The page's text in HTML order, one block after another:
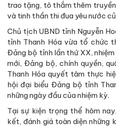
trao tặng, tô thắm thêm
và tinh thần thi đua yêu nước
Chủ tịch UBND tỉnh Nguyễn
tỉnh Thanh Hóa vừa tổ chức
Đảng bộ tỉnh lần thứ XX,
mới, Đảng bộ, chính quyền,
Thanh Hóa quyết tâm thực
hội đại biểu Đảng bộ tỉnh
những ngày đầu của nhiệm kỳ.
Tại sự kiện trọng thể hôm
kết, đánh giá toàn diện